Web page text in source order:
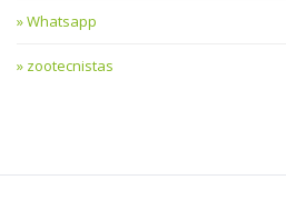
Whatsapp
zootecnistas